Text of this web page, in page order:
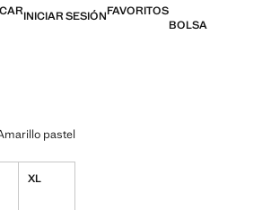
INICIAR SESIÓNFAVORITOS
BOLSA
pastel
XL